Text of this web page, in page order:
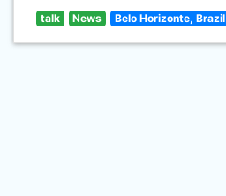
talk News Belo Horizonte, Brazil